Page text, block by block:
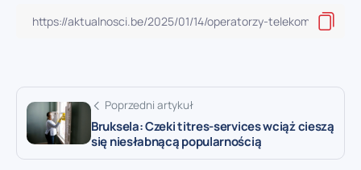
Poprzedni artykuł
Bruksela: Czeki titres-services wciąż cieszą
się niesłabnącą popularnością